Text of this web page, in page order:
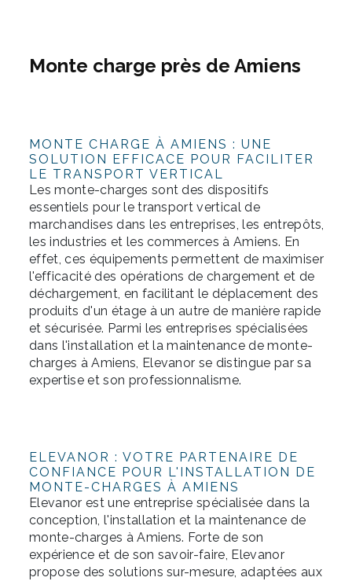
Monte charge près de Amiens
MONTE CHARGE À AMIENS : UNE
SOLUTION EFFICACE POUR FACILITER
LE TRANSPORT VERTICAL
Les monte-charges sont des dispositifs
essentiels pour le transport vertical de
marchandises dans les entreprises, les entrepôts,
les industries et les commerces à Amiens. En
effet, ces équipements permettent de maximiser
l'efficacité des opérations de chargement et de
déchargement, en facilitant le déplacement des
produits d'un étage à un autre de manière rapide
et sécurisée. Parmi les entreprises spécialisées
dans l'installation et la maintenance de monte-
charges à Amiens, Elevanor se distingue par sa
expertise et son professionnalisme.
ELEVANOR : VOTRE PARTENAIRE DE
CONFIANCE POUR L'INSTALLATION DE
MONTE-CHARGES À AMIENS
Elevanor est une entreprise spécialisée dans la
conception, l'installation et la maintenance de
monte-charges à Amiens. Forte de son
expérience et de son savoir-faire, Elevanor
propose des solutions sur-mesure, adaptées aux